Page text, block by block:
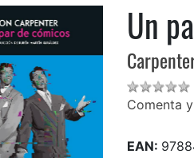
Un
Comenta
EAN: